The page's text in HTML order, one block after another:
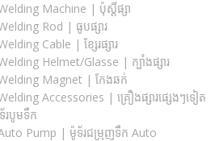
Machine | ប៉ុស្តិ៍ផ្សា
Rod | ធូបផ្សារ
Cable | ខ្សែរផ្សារ
Helmet/Glasse | ក្បាំងផ្សារ
Magnet | កែងឆក់
Accessories | គ្រឿងផ្សារផ្សេងៗទៀត
របូមទឹក
Pump | ម៉ូទ័រជម្រុញទឹក Auto